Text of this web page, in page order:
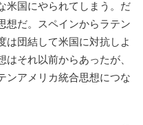
米国にやられてしまう。だ
想だ。スペインからラテン
は団結して米国に対抗しよ
それ以前からあったが、
ンアメリカ統合思想につな